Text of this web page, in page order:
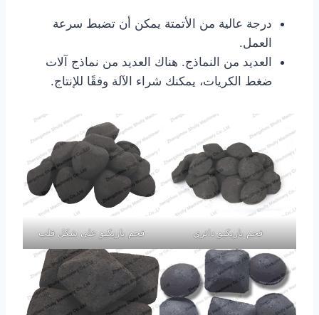
درجة عالية من الأتمتة يمكن أن تضبط سرعة
العمل.
العديد من النماذج. هناك العديد من نماذج آلات
ضغط الكريات، يمكنك شراء الآلة وفقًا للإنتاج.
فحم باربكيو دائري فحم باربكيو على شكل قلب